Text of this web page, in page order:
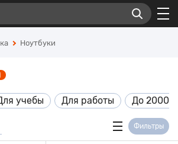
Ноутбуки
учебы Для работы До 20000
Фильтры